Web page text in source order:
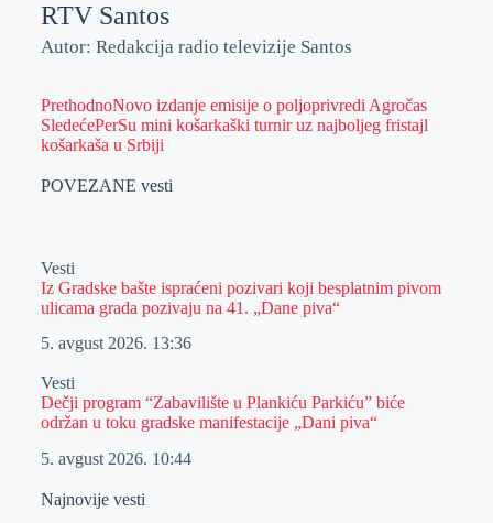
RTV Santos
Autor: Redakcija radio televizije Santos
PrethodnoNovo izdanje emisije o poljoprivredi Agročas
SledećePerSu mini košarkaški turnir uz najboljeg fristajl
košarkaša u Srbiji
POVEZANE vesti
Vesti
Iz Gradske bašte ispraćeni pozivari koji besplatnim pivom
ulicama grada pozivaju na 41. „Dane piva“
5. avgust 2026. 13:36
Vesti
Dečji program “Zabavilište u Plankiću Parkiću” biće
održan u toku gradske manifestacije „Dani piva“
5. avgust 2026. 10:44
Najnovije vesti